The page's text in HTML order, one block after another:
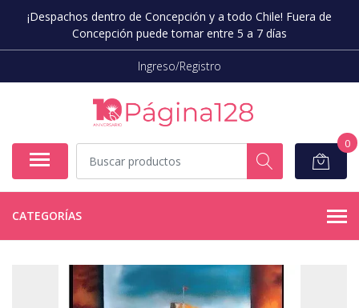
¡Despachos dentro de Concepción y a todo Chile! Fuera de
Concepción puede tomar entre 5 a 7 días
Ingreso/Registro
0
CATEGORÍAS